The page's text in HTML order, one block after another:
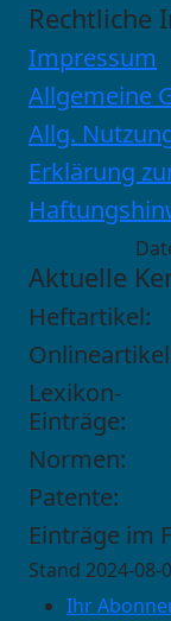
Rechtliche
Impressum
Allgemeine
Allg.
Erklärung
Aktuelle
Heftartikel:
Lexikon-
Einträge:
Normen:
Patente:
Einträge im
Stand 2024-08-
Ihr